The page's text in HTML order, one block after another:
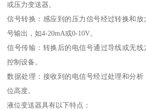
或压力变送器。
信号转换：感应到的压力信号经过转换和
号输出，如4-20mA或0-10V。
信号传输：转换后的电信号通过导线或无
控制设备。
数据处理：接收到的电信号经过处理和分
位高度。
液位变送器具有以下特点：